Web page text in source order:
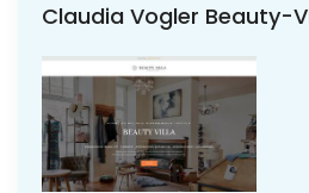
Claudia Vogler Beauty-